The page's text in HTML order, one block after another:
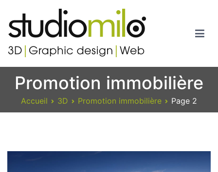
contenu
Studiomilo
Votre spécialiste en 3D, Images de synthèse, Graphic design et
WebPromotion immobilière
Accueil 3D Promotion immobilière Page 2